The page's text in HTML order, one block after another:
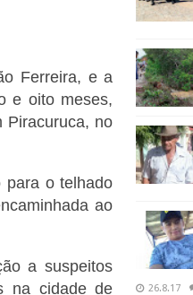
Ferreira, e a
e oito meses,
Piracuruca, no
para o telhado
ao
a suspeitos
na cidade de
26.8.17